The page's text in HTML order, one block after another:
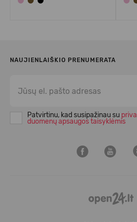
NAUJIENLAIŠKIO PRENUMERATA
Patvirtinu, kad susipažinau su
duomenų apsaugos taisyklėmis